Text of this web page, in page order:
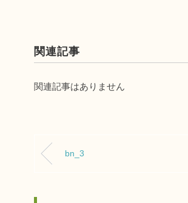
関連記事
関連記事はありません
bn_3